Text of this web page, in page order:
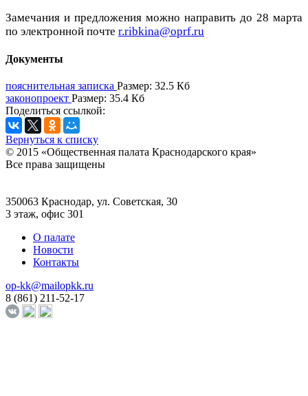
Замечания и предложения можно направить до 28 марта
по электронной почте r.ribkina@oprf.ru
Документы
пояснительная записка Размер: 32.5 Кб
законопроект Размер: 35.4 Кб
Поделиться ссылкой:
Вернуться к списку
© 2015 «Общественная палата Краснодарского края»
Все права защищены
350063 Краснодар, ул. Советская, 30
3 этаж, офис 301
О палате
Новости
Контакты
op-kk@mailopkk.ru
8 (861) 211-52-17